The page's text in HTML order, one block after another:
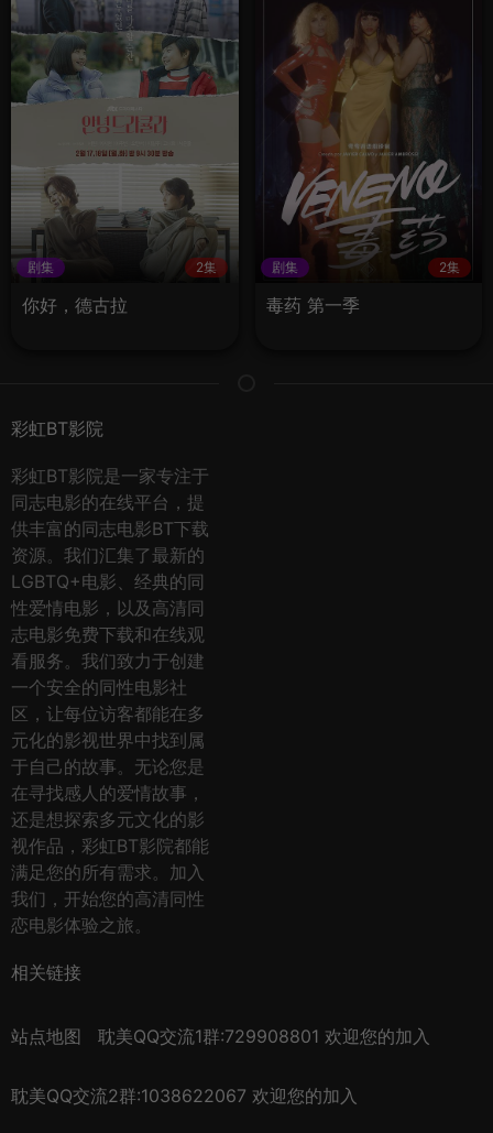
剧集 2集
你好，德古拉
剧集 2集
毒药 第一季
彩虹BT影院
彩虹BT影院是一家专注于
同志电影的在线平台，提
供丰富的同志电影BT下载
资源。我们汇集了最新的
LGBTQ+电影、经典的同
性爱情电影，以及高清同
志电影免费下载和在线观
看服务。我们致力于创建
一个安全的同性电影社
区，让每位访客都能在多
元化的影视世界中找到属
于自己的故事。无论您是
在寻找感人的爱情故事，
还是想探索多元文化的影
视作品，彩虹BT影院都能
满足您的所有需求。加入
我们，开始您的高清同性
恋电影体验之旅。
相关链接
站点地图 耽美QQ交流1群:729908801 欢迎您的加入
耽美QQ交流2群:1038622067 欢迎您的加入